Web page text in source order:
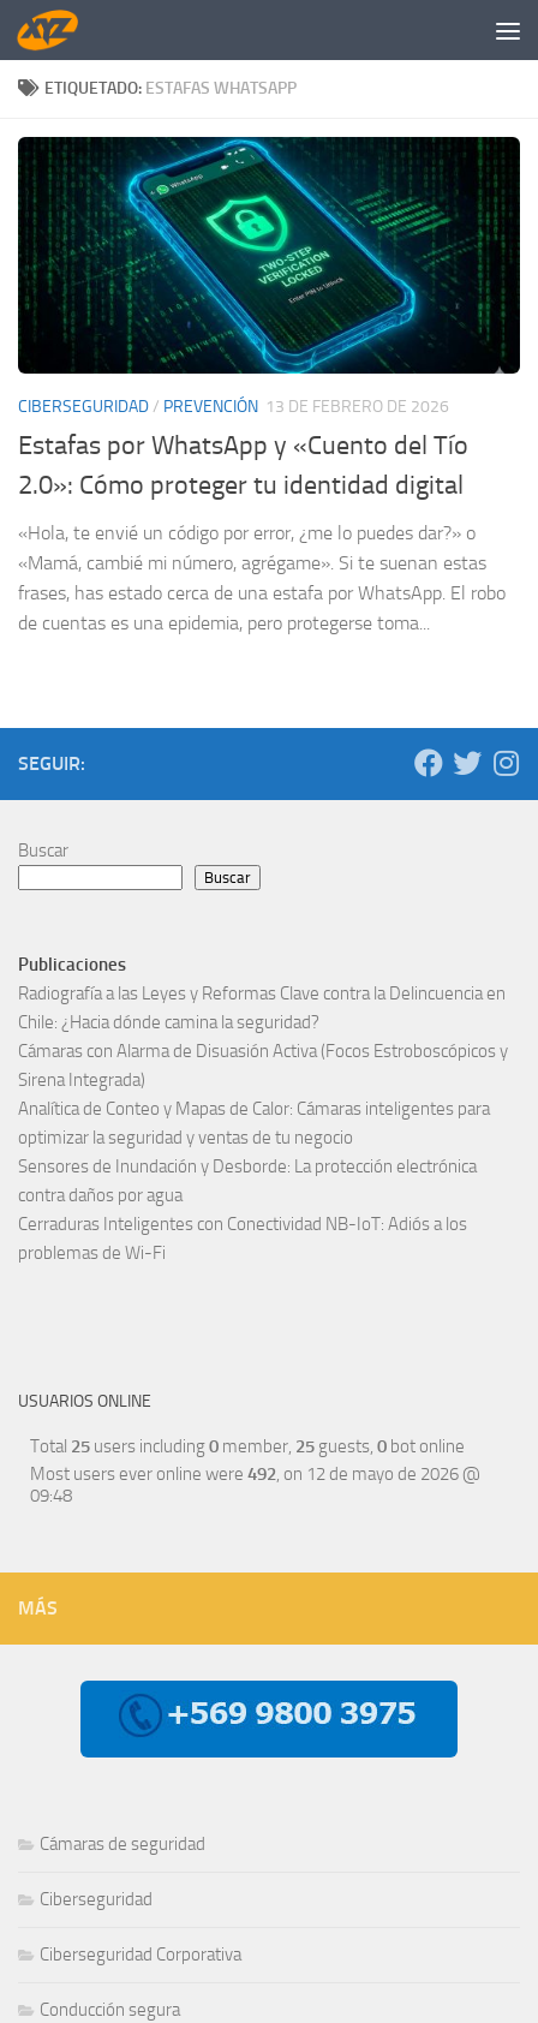
Saltar al contenido
ETIQUETADO: ESTAFAS WHATSAPP
CIBERSEGURIDAD/ PREVENCIÓN 13 DE FEBRERO DE 2026
Estafas por WhatsApp y «Cuento del Tío
2.0»: Cómo proteger tu identidad digital
«Hola, te envié un código por error, ¿me lo puedes dar?» o
«Mamá, cambié mi número, agrégame». Si te suenan estas
frases, has estado cerca de una estafa por WhatsApp. El robo
de cuentas es una epidemia, pero protegerse toma...
SEGUIR:
Buscar
Buscar
Publicaciones
Radiografía a las Leyes y Reformas Clave contra la Delincuencia en
Chile: ¿Hacia dónde camina la seguridad?
Cámaras con Alarma de Disuasión Activa (Focos Estroboscópicos y
Sirena Integrada)
Analítica de Conteo y Mapas de Calor: Cámaras inteligentes para
optimizar la seguridad y ventas de tu negocio
Sensores de Inundación y Desborde: La protección electrónica
contra daños por agua
Cerraduras Inteligentes con Conectividad NB-IoT: Adiós a los
problemas de Wi-Fi
USUARIOS ONLINE
Total 25 users including0 member, 25 guests, 0 bot online
Most users ever online were 492, on 12 de mayo de 2026 @
09:48
MÁS
Cámaras de seguridad
Ciberseguridad
Ciberseguridad Corporativa
Conducción segura